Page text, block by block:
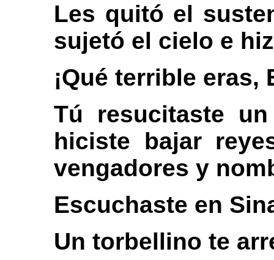
Les quitó el
sujetó el cielo e
¡Qué terrible
Tú resucitaste
hiciste bajar
vengadores y
Escuchaste en
Un torbellino te